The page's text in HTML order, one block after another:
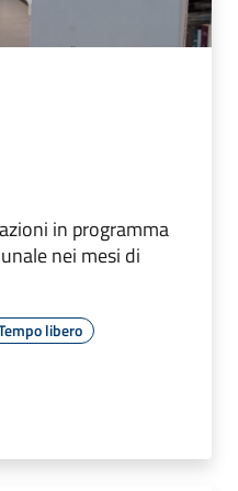
in programma
nei mesi di
libero